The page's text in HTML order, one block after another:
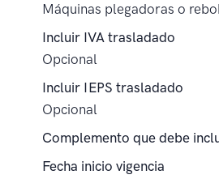
Máquinas plegadoras o
Incluir IVA trasladado
Opcional
Incluir IEPS trasladado
Opcional
Complemento que debe
Fecha inicio vigencia